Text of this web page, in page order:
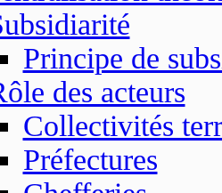
Principe de
des acteurs
Collectivités
Préfectures